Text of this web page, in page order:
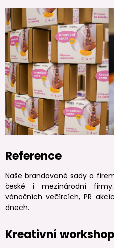
Reference
Naše brandované sady a
české i mezinárodní
vánočních večírcích, PR
dnech.
Kreativní